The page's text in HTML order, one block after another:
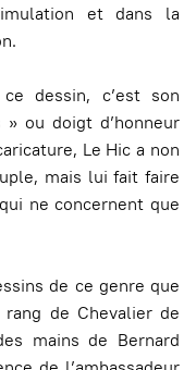
et dans la
dessin, c’est son
ou doigt d’honneur
Le Hic a non
mais lui fait faire
ne concernent que
de ce genre que
de Chevalier de
mains de Bernard